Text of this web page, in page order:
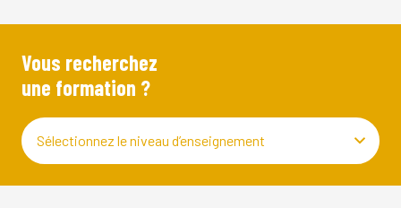
Vous recherchez
une formation ?
Sélectionnez le niveau d’enseignement